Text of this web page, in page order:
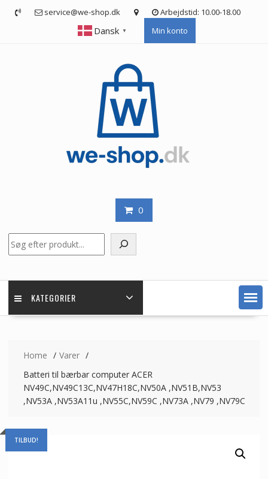
service@we-shop.dk Arbejdstid: 10.00-18.00
Dansk ▼ Min konto
0
KATEGORIER
Home
Varer
Batteri til bærbar computer ACER
NV49C,NV49C13C,NV47H18C,NV50A ,NV51B,NV53
,NV53A ,NV53A11u ,NV55C,NV59C ,NV73A ,NV79 ,NV79C
TILBUD!